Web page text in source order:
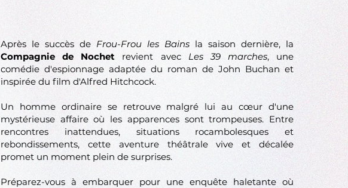
Après le succès de Frou-Frou les Bains la saison dernière, la
Compagnie de Nochet revient avec Les 39 marches, une
comédie d'espionnage adaptée du roman de John Buchan et
inspirée du film d'Alfred Hitchcock.
Un homme ordinaire se retrouve malgré lui au cœur d'une
mystérieuse affaire où les apparences sont trompeuses. Entre
rencontres inattendues, situations rocambolesques et
rebondissements, cette aventure théâtrale vive et décalée
promet un moment plein de surprises.
Préparez-vous à embarquer pour une enquête haletante où